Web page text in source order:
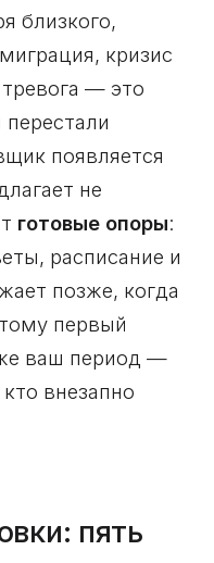
близкого,
кризис
— это
появляется
не
готовые опоры:
расписание и
позже, когда
первый
ваш период —
внезапно
пять